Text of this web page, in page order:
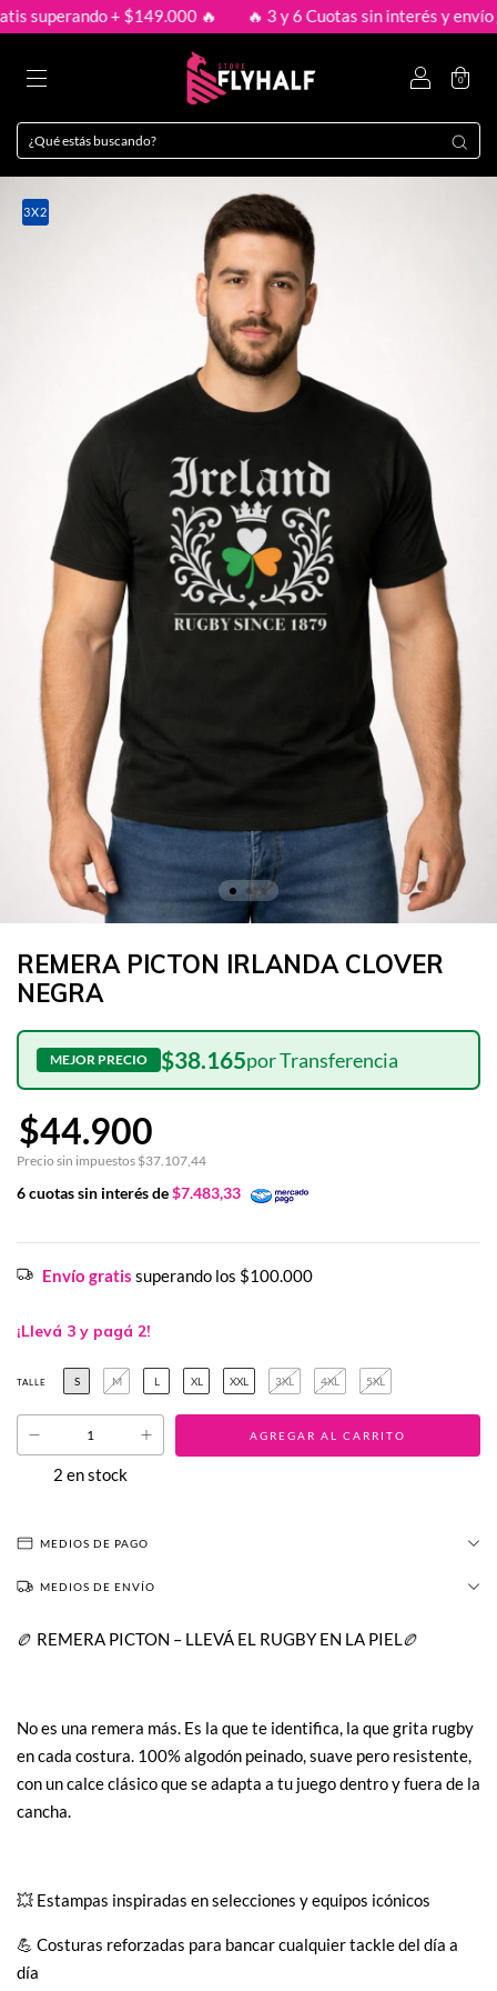
+ $149.000 🔥 🔥 3 y 6 Cuotas sin interés y envío
0
3X2
REMERA PICTON IRLANDA CLOVER
NEGRA
$44.900
6cuotas sin interés de$7.483,33
Precio sin impuestos $37.107,44
$38.165
Envío gratis superando los $100.000
¡Llevá 3 y pagá 2!
TALLE S M L XL XXL 3XL 4XL 5XL
2 en stock
MEDIOS DE PAGO
MEDIOS DE ENVÍO
🏉 REMERA PICTON – LLEVÁ EL RUGBY EN LA PIEL🏉
No es una remera más. Es la que te identifica, la que grita rugby
en cada costura. 100% algodón peinado, suave pero resistente,
con un calce clásico que se adapta a tu juego dentro y fuera de la
cancha.
💥 Estampas inspiradas en selecciones y equipos icónicos
💪 Costuras reforzadas para bancar cualquier tackle del día a
día